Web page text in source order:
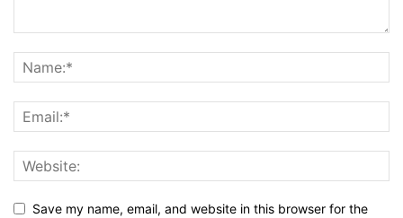
Save my name, email, and website in this browser for the